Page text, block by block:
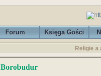
Forum Księga Gości
Religie
Borobudur